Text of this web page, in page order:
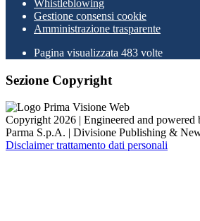
Whistleblowing
Gestione consensi cookie
Amministrazione trasparente
Pagina visualizzata 483 volte
Sezione Copyright
Copyright 2026 | Engineered and powered
Parma S.p.A. | Divisione Publishing &
Disclaimer trattamento dati personali